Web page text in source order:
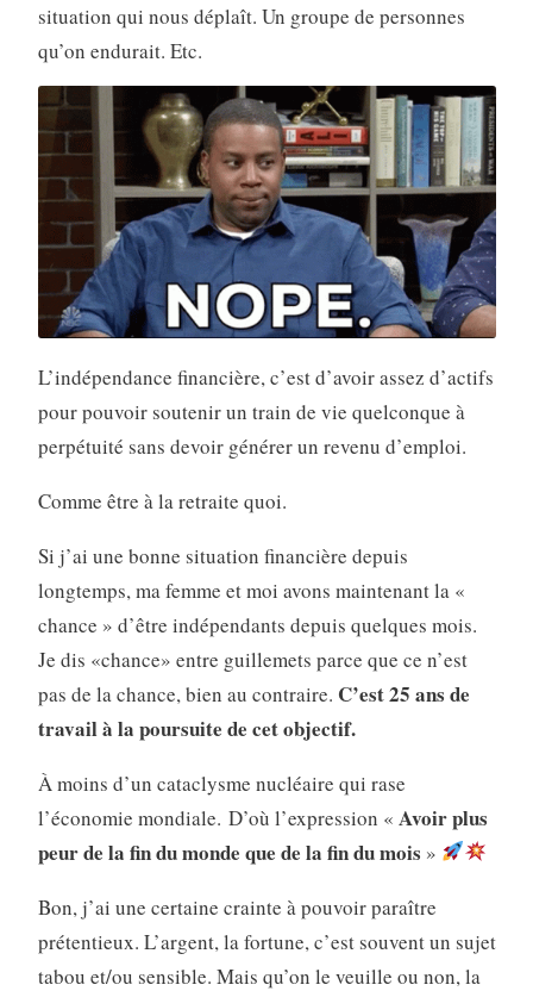
situation qui nous déplaît. Un groupe de personnes
qu’on endurait. Etc.
L’indépendance financière, c’est d’avoir assez d’actifs
pour pouvoir soutenir un train de vie quelconque à
perpétuité sans devoir générer un revenu d’emploi.
Comme être à la retraite quoi.
Si j’ai une bonne situation financière depuis
longtemps, ma femme et moi avons maintenant la «
chance » d’être indépendants depuis quelques mois.
Je dis «chance» entre guillemets parce que ce n’est
pas de la chance, bien au contraire. C’est 25 ans de
travail à la poursuite de cet objectif.
À moins d’un cataclysme nucléaire qui rase
l’économie mondiale. D’où l’expression « Avoir plus
peur de la fin du monde que de la fin du mois »
Bon, j’ai une certaine crainte à pouvoir paraître
prétentieux. L’argent, la fortune, c’est souvent un sujet
tabou et/ou sensible. Mais qu’on le veuille ou non, la